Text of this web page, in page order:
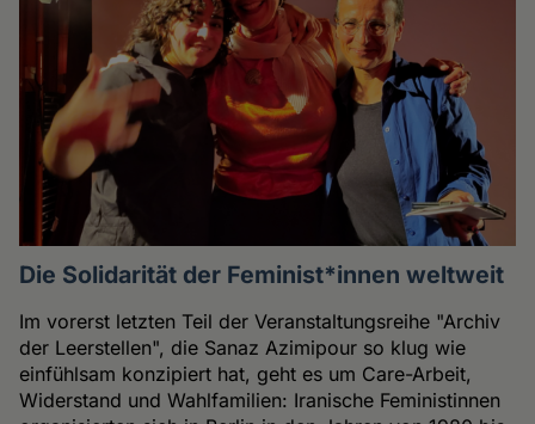
Die Solidarität der Feminist*innen weltweit
Im vorerst letzten Teil der Veranstaltungsreihe "Archiv
der Leerstellen", die Sanaz Azimipour so klug wie
einfühlsam konzipiert hat, geht es um Care-Arbeit,
Widerstand und Wahlfamilien: Iranische Feministinnen